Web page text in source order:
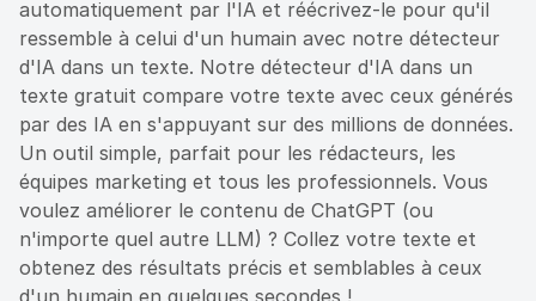
automatiquement par l'IA et réécrivez-le pour qu'il
ressemble à celui d'un humain avec notre détecteur
d'IA dans un texte. Notre détecteur d'IA dans un
texte gratuit compare votre texte avec ceux générés
par des IA en s'appuyant sur des millions de données.
Un outil simple, parfait pour les rédacteurs, les
équipes marketing et tous les professionnels. Vous
voulez améliorer le contenu de ChatGPT (ou
n'importe quel autre LLM) ? Collez votre texte et
obtenez des résultats précis et semblables à ceux
d'un humain en quelques secondes !